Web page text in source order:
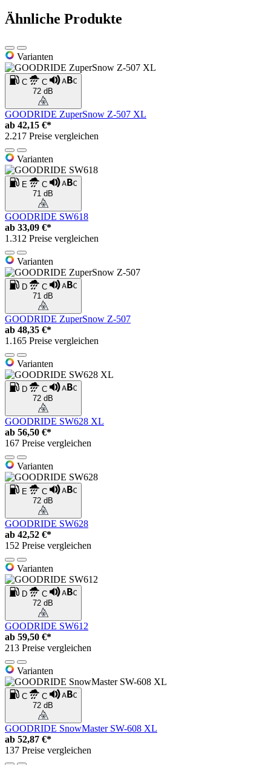
Ähnliche Produkte
Varianten
C
C
72 dB
GOODRIDE ZuperSnow Z-507 XL
ab 42,15 €*
2.217 Preise vergleichen
Varianten
E
C
71 dB
GOODRIDE SW618
ab 33,09 €*
1.312 Preise vergleichen
Varianten
D
C
71 dB
GOODRIDE ZuperSnow Z-507
ab 48,35 €*
1.165 Preise vergleichen
Varianten
D
C
72 dB
GOODRIDE SW628 XL
ab 56,50 €*
167 Preise vergleichen
Varianten
E
C
72 dB
GOODRIDE SW628
ab 42,52 €*
152 Preise vergleichen
Varianten
D
C
72 dB
GOODRIDE SW612
ab 59,50 €*
213 Preise vergleichen
Varianten
C
C
72 dB
GOODRIDE SnowMaster SW-608 XL
ab 52,87 €*
137 Preise vergleichen